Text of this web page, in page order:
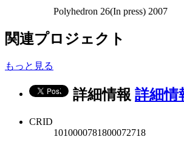
Polyhedron 26(In press) 2007
関連プロジェクト
もっと見る
詳細情報 詳細情
CRID
1010000781800072718